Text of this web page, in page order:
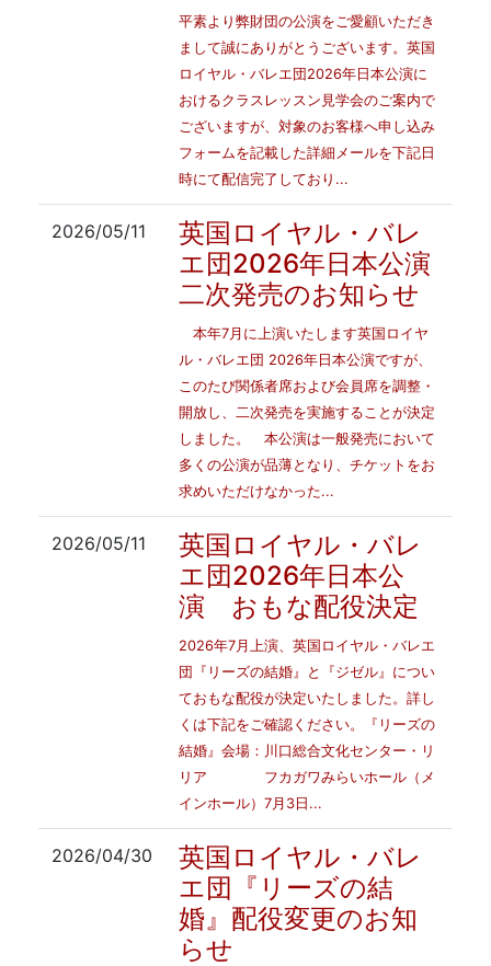
平素より弊財団の公演をご愛顧いただき
まして誠にありがとうございます。英国
ロイヤル・バレエ団2026年日本公演に
おけるクラスレッスン見学会のご案内で
ございますが、対象のお客様へ申し込み
フォームを記載した詳細メールを下記日
時にて配信完了しており...
2026/05/11
英国ロイヤル・バレ
エ団2026年日本公演
二次発売のお知らせ
本年7月に上演いたします英国ロイヤ
ル・バレエ団 2026年日本公演ですが、
このたび関係者席および会員席を調整・
開放し、二次発売を実施することが決定
しました。 本公演は一般発売において
多くの公演が品薄となり、チケットをお
求めいただけなかった...
2026/05/11
英国ロイヤル・バレ
エ団2026年日本公
演 おもな配役決定
2026年7月上演、英国ロイヤル・バレエ
団『リーズの結婚』と『ジゼル』につい
ておもな配役が決定いたしました。詳し
くは下記をご確認ください。『リーズの
結婚』会場：川口総合文化センター・リ
リア フカガワみらいホール（メ
インホール）7月3日...
2026/04/30
英国ロイヤル・バレ
エ団『リーズの結
婚』配役変更のお知
らせ